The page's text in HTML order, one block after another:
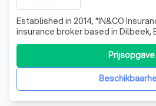
Established in 2014, "IN&CO
insurance broker based in Dilbeek,
in providing comprehensive
tailored to meet the unique needs
professionals, freelancers,
Our expertise lies in un
Prijsopgave